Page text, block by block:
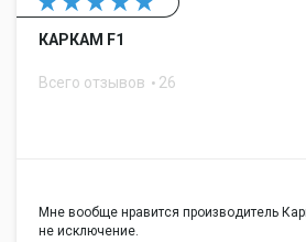
КАРКАМ F1
Всего отзывов 26
Мне вообще нравится производитель
не исключение.